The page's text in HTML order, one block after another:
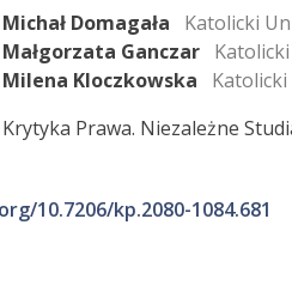
Michał Domagała
Katolicki
Małgorzata Ganczar
Milena Kloczkowska
Katolicki
Krytyka Prawa. Niezależne
10.7206/kp.2080-1084.681